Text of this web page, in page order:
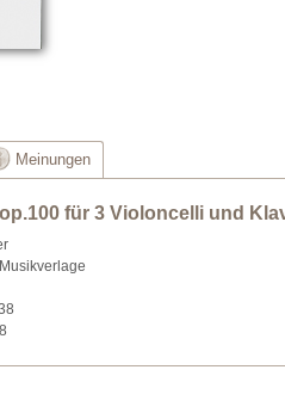
Meinungen
für 3 Violoncelli und